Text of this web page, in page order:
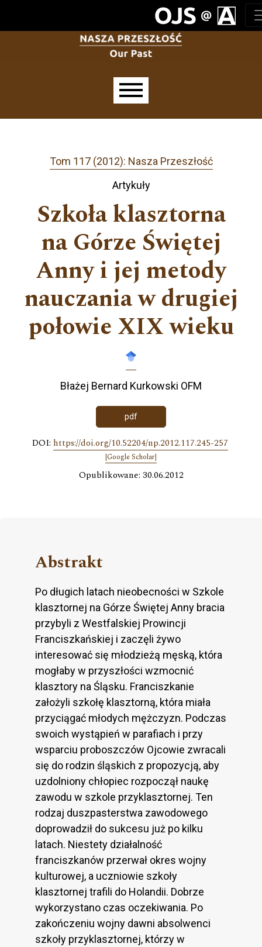
Tom 117 (2012): Nasza Przeszłość
Artykuły
Szkoła klasztorna
na Górze Świętej
Anny i jej metody
nauczania w drugiej
połowie XIX wieku
Błażej Bernard Kurkowski OFM
pdf
DOI: https://doi.org/10.52204/np.2012.117.245-257
[Google Scholar]
Opublikowane: 30.06.2012
Abstrakt
Po długich latach nieobecności w Szkole
klasztornej na Górze Świętej Anny bracia
przybyli z Westfalskiej Prowincji
Franciszkańskiej i zaczęli żywo
interesować się młodzieżą męską, która
mogłaby w przyszłości wzmocnić
klasztory na Śląsku. Franciszkanie
założyli szkołę klasztorną, która miała
przyciągać młodych mężczyzn. Podczas
swoich wystąpień w parafiach i przy
wsparciu proboszczów Ojcowie zwracali
się do rodzin śląskich z propozycją, aby
uzdolniony chłopiec rozpoczął naukę
zawodu w szkole przyklasztornej. Ten
rodzaj duszpasterstwa zawodowego
doprowadził do sukcesu już po kilku
latach. Niestety działalność
franciszkanów przerwał okres wojny
kulturowej, a uczniowie szkoły
klasztornej trafili do Holandii. Dobrze
wykorzystano czas oczekiwania. Po
zakończeniu wojny dawni absolwenci
szkoły przyklasztornej, którzy w